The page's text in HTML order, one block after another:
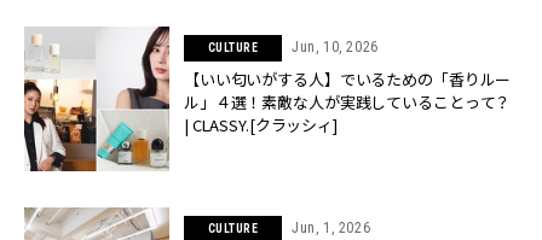
CULTURE Jun, 10, 2026
【いい匂いがする人】でいるための「香りルー
ル」４選！素敵な人が実践していることって？
| CLASSY.[クラッシィ]
CULTURE Jun, 1, 2026